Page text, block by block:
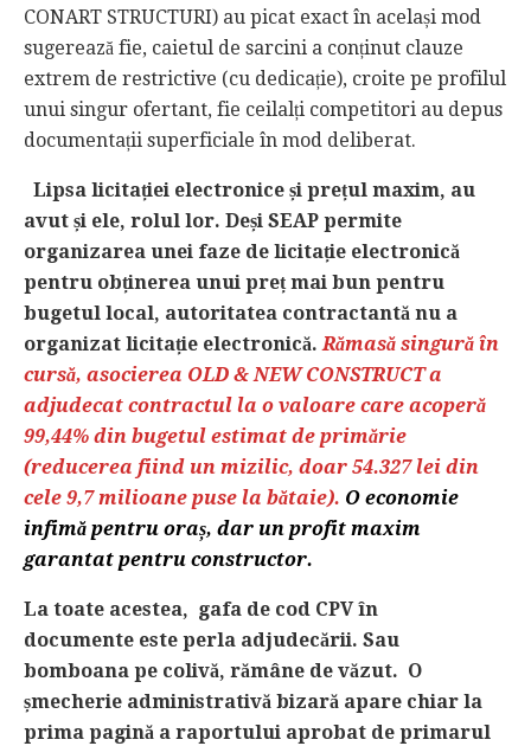
CONART STRUCTURI) au picat exact în același mod
sugerează fie, caietul de sarcini a conținut clauze
extrem de restrictive (cu dedicație), croite pe profilul
unui singur ofertant, fie ceilalți competitori au depus
documentații superficiale în mod deliberat.
Lipsa licitației electronice și prețul maxim, au
avut și ele, rolul lor. Deși SEAP permite
organizarea unei faze de licitație electronică
pentru obținerea unui preț mai bun pentru
bugetul local, autoritatea contractantă nu a
organizat licitație electronică.Rămasă singură în
cursă, asocierea OLD & NEW CONSTRUCT a
adjudecat contractul la o valoare care acoperă
99,44% din bugetul estimat de primărie
(reducerea fiind un mizilic, doar 54.327 lei din
cele 9,7 milioane puse la bătaie). O economie
infimă pentru oraș, dar un profit maxim
garantat pentru constructor.
La toate acestea, gafa de cod CPV în
documente este perla adjudecării. Sau
bomboana pe colivă, rămâne de văzut. O
șmecherie administrativă bizară apare chiar la
prima pagină a raportului aprobat de primarul